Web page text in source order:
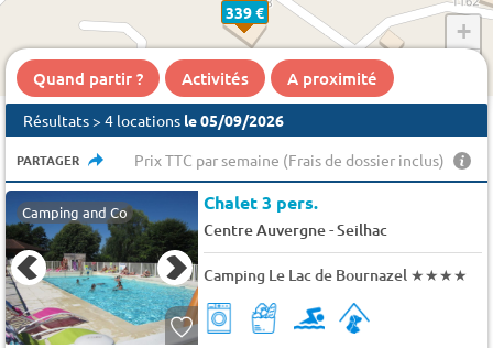
339 €
+
Quand partir ? Activités A proximité
Résultats > 4 locations le 05/09/2026
PARTAGER Prix TTC par semaine (Frais de dossier inclus)
Camping and Co Chalet 3 pers.
Centre Auvergne-Seilhac
Camping Le Lac de Bournazel ★★★★